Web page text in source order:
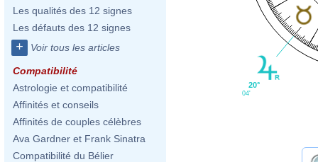
Les qualités des 12 signes
Les défauts des 12 signes
+ Voir tous les articles
Compatibilité
Astrologie et compatibilité
Affinités et conseils
Affinités de couples célèbres
Ava Gardner et Frank Sinatra
Compatibilité du Bélier
20°
04'